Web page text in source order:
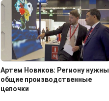
Артем Новиков: Региону нужны
общие производственные
цепочки